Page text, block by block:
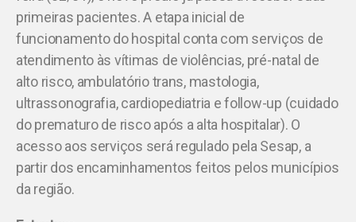
primeiras pacientes. A etapa inicial de
funcionamento do hospital conta com serviços de
atendimento às vítimas de violências, pré-natal de
alto risco, ambulatório trans, mastologia,
ultrassonografia, cardiopediatria e follow-up (cuidado
do prematuro de risco após a alta hospitalar). O
acesso aos serviços será regulado pela Sesap, a
partir dos encaminhamentos feitos pelos municípios
da região.